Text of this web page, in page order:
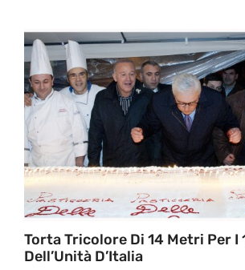
Torta Tricolore Di 14 Metri Per I
Dell’Unità D’Italia